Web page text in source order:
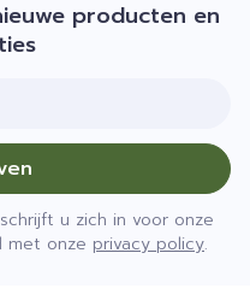
producten en
u zich in voor onze
met onze privacy policy.